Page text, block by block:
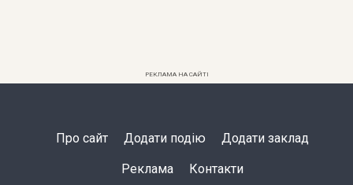
РЕКЛАМА НА САЙТІ
Про сайт Додати подію Додати заклад
Реклама Контакти